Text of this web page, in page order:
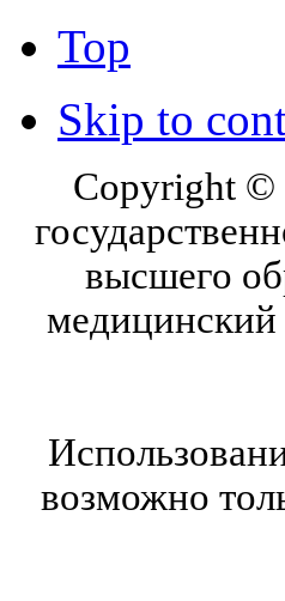
Top
Skip to
Copyright ©
высшего
медицинский
возможно